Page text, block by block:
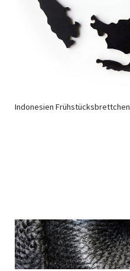
Indonesien Frühstücksbrettchen